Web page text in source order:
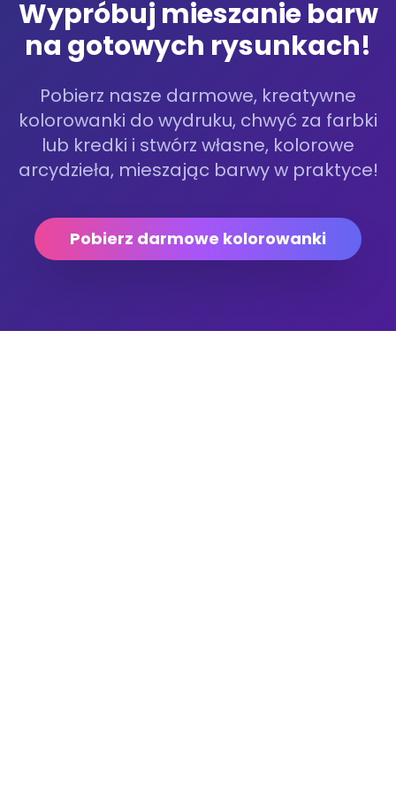
Wypróbuj mieszanie barw
na gotowych rysunkach!
Pobierz nasze darmowe, kreatywne
kolorowanki do wydruku, chwyć za farbki
lub kredki i stwórz własne, kolorowe
arcydzieła, mieszając barwy w praktyce!
Pobierz darmowe kolorowanki